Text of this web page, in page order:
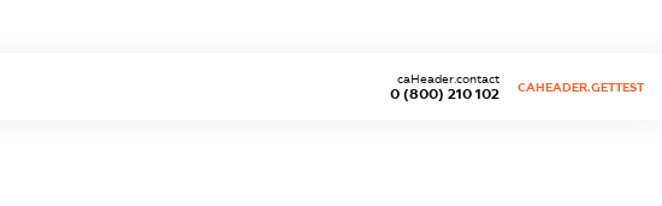
0 (800) 210 102
caHeader.contact
CAHEADER.GETTEST